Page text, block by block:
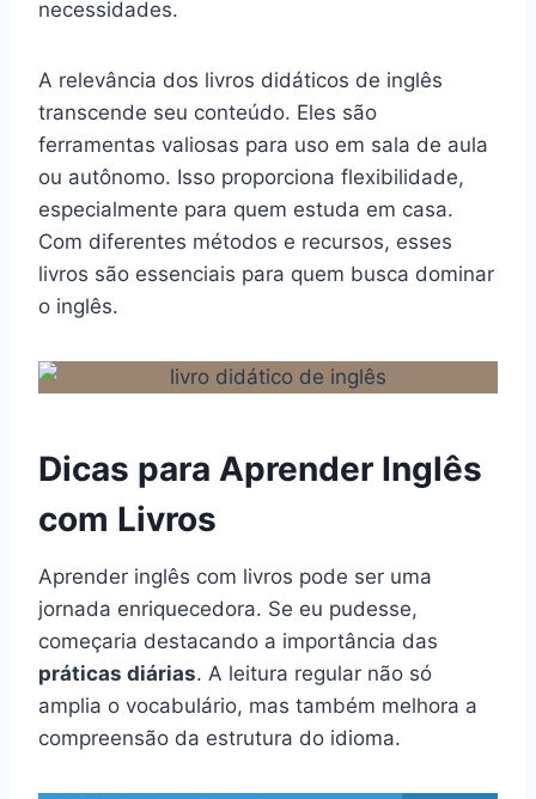
necessidades.
A relevância dos livros didáticos de inglês
transcende seu conteúdo. Eles são
ferramentas valiosas para uso em sala de aula
ou autônomo. Isso proporciona flexibilidade,
especialmente para quem estuda em casa.
Com diferentes métodos e recursos, esses
livros são essenciais para quem busca dominar
o inglês.
Dicas para Aprender Inglês
com Livros
Aprender inglês com livros pode ser uma
jornada enriquecedora. Se eu pudesse,
começaria destacando a importância das
práticas diárias. A leitura regular não só
amplia o vocabulário, mas também melhora a
compreensão da estrutura do idioma.